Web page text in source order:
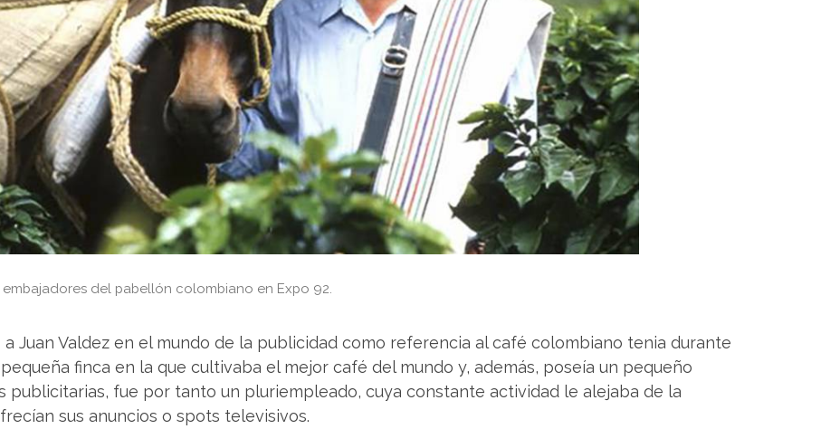
del pabellón colombiano en Expo 92.
Juan Valdez en el mundo de la publicidad como referencia al café colombiano tenia durante
finca en la que cultivaba el mejor café del mundo y, además, poseía un pequeño
publicitarias, fue por tanto un pluriempleado, cuya constante actividad le alejaba de la
sus anuncios o spots televisivos.